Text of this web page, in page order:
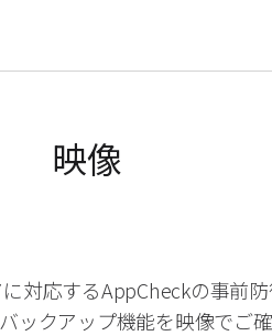
映像
対応するAppCheckの事前
ックアップ機能を映像でご